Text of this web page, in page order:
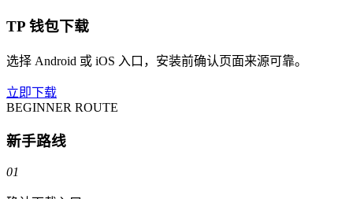
TP 钱包下载
选择 Android 或 iOS 入口，安装前确认页面来源可靠。
立即下载
BEGINNER ROUTE
新手路线
01